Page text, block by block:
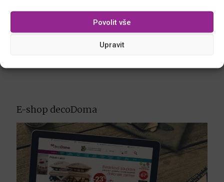
Povolit vše
Upravit
E-shop decoDoma